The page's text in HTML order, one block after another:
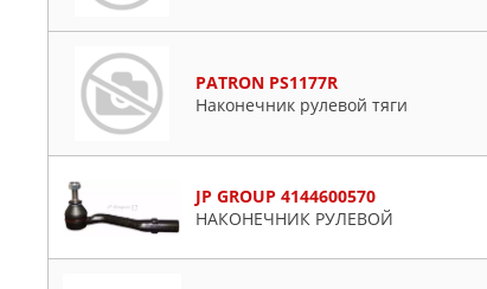
PATRON PS1177R
Наконечник рулевой тяги
JP GROUP 4144600570
НАКОНЕЧНИК РУЛЕВОЙ